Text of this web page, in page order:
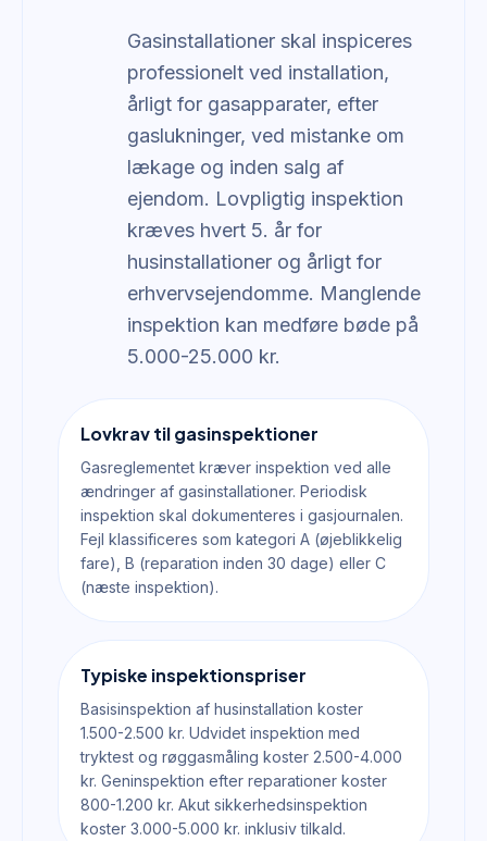
Gasinstallationer skal inspiceres
professionelt ved installation,
årligt for gasapparater, efter
gaslukninger, ved mistanke om
lækage og inden salg af
ejendom. Lovpligtig inspektion
kræves hvert 5. år for
husinstallationer og årligt for
erhvervsejendomme. Manglende
inspektion kan medføre bøde på
5.000-25.000 kr.
Lovkrav til gasinspektioner
Gasreglementet kræver inspektion ved alle
ændringer af gasinstallationer. Periodisk
inspektion skal dokumenteres i gasjournalen.
Fejl klassificeres som kategori A (øjeblikkelig
fare), B (reparation inden 30 dage) eller C
(næste inspektion).
Typiske inspektionspriser
Basisinspektion af husinstallation koster
1.500-2.500 kr. Udvidet inspektion med
tryktest og røggasmåling koster 2.500-4.000
kr. Geninspektion efter reparationer koster
800-1.200 kr. Akut sikkerhedsinspektion
koster 3.000-5.000 kr. inklusiv tilkald.